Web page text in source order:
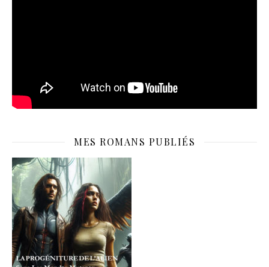
MES ROMANS PUBLIÉS